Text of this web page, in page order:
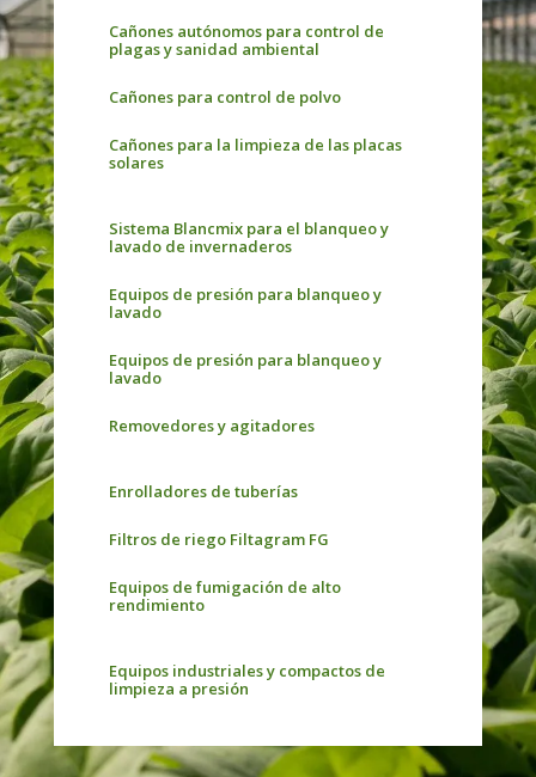
Cañones autónomos para control de
plagas y sanidad ambiental
Cañones para control de polvo
Cañones para la limpieza de las placas
solares
Sistema Blancmix para el blanqueo y
lavado de invernaderos
Equipos de presión para blanqueo y
lavado
Equipos de presión para blanqueo y
lavado
Removedores y agitadores
Enrolladores de tuberías
Filtros de riego Filtagram FG
Equipos de fumigación de alto
rendimiento
Equipos industriales y compactos de
limpieza a presión